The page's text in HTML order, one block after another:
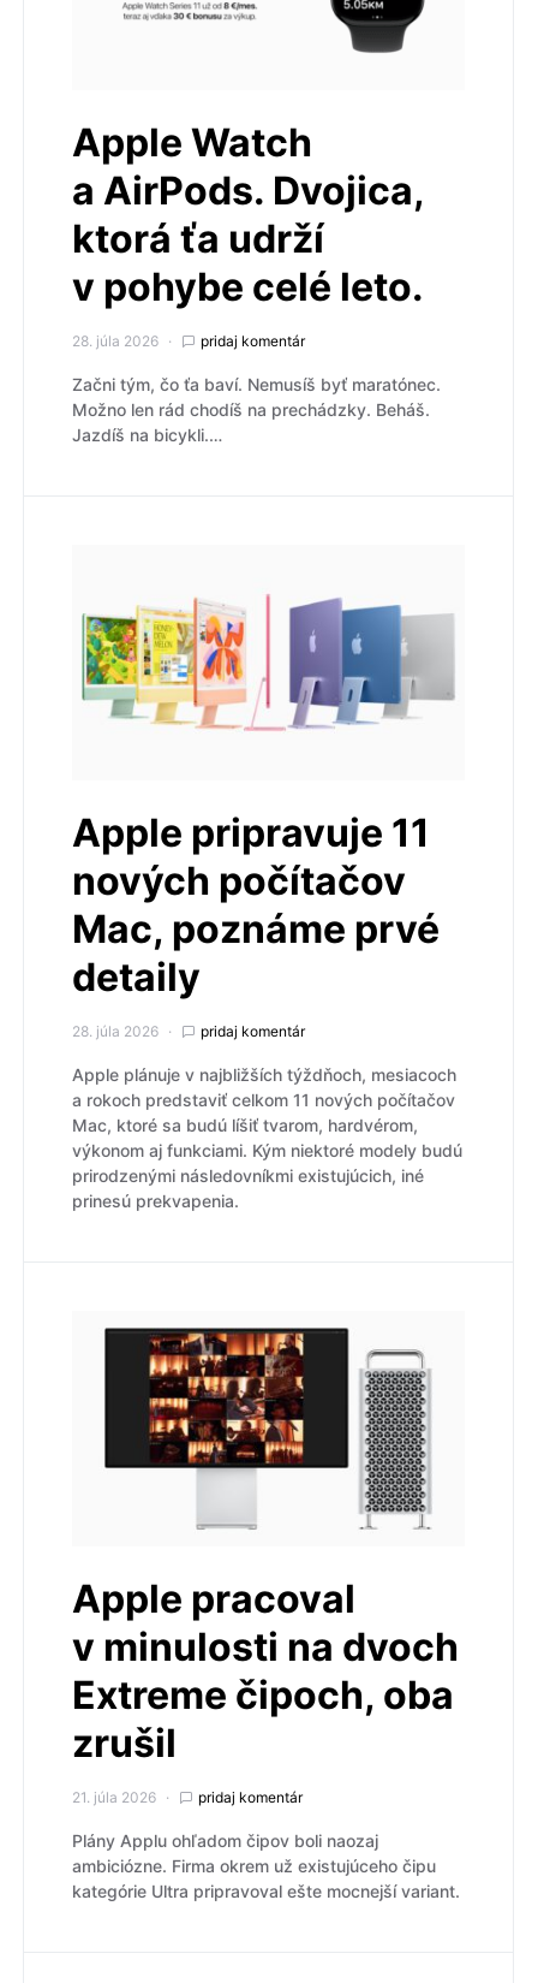
Apple Watch
a AirPods. Dvojica,
ktorá ťa udrží
v pohybe celé leto.
28. júla 2026 pridaj komentár
Začni tým, čo ťa baví. Nemusíš byť maratónec.
Možno len rád chodíš na prechádzky. Beháš.
Jazdíš na bicykli.…
Apple pripravuje 11
nových počítačov
Mac, poznáme prvé
detaily
28. júla 2026 pridaj komentár
Apple plánuje v najbližších týždňoch, mesiacoch
a rokoch predstaviť celkom 11 nových počítačov
Mac, ktoré sa budú líšiť tvarom, hardvérom,
výkonom aj funkciami. Kým niektoré modely budú
prirodzenými následovníkmi existujúcich, iné
prinesú prekvapenia.
Apple pracoval
v minulosti na dvoch
Extreme čipoch, oba
zrušil
21. júla 2026 pridaj komentár
Plány Applu ohľadom čipov boli naozaj
ambiciózne. Firma okrem už existujúceho čipu
kategórie Ultra pripravoval ešte mocnejší variant.